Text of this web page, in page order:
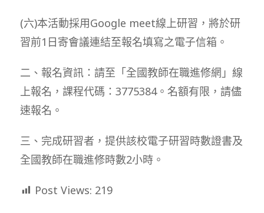
(六)本活動採用Google meet線上研習，將於研
習前1日寄會議連結至報名填寫之電子信箱。
二、報名資訊：請至「全國教師在職進修網」線
上報名，課程代碼：3775384。名額有限，請儘
速報名。
三、完成研習者，提供該校電子研習時數證書及
全國教師在職進修時數2小時。
Post Views: 219